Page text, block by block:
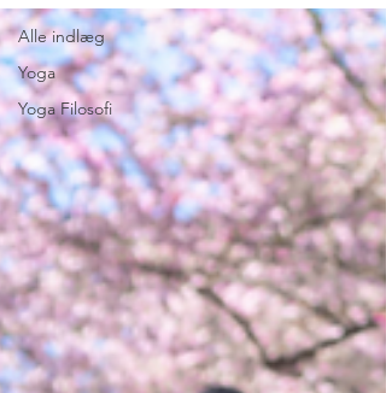
Alle indlæg
Yoga
Yoga Filosofi